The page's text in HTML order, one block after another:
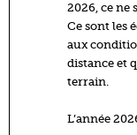
2026, ce ne
Ce sont les
aux
distance et
terrain.
L’année